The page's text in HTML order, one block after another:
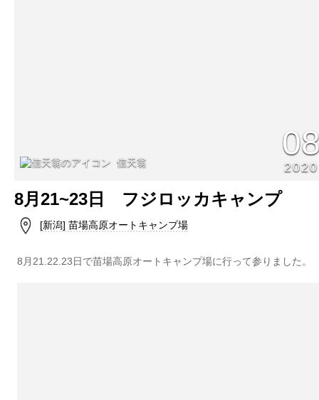
信天翁 2020
8月21~23日 フジロッカキャンプ
[新潟] 苗場高原オートキャンプ場
8月21.22.23日で苗場高原オートキャンプ場に行って参りました。